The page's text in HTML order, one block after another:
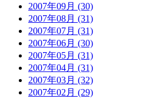
2007年09月 (30)
2007年08月 (31)
2007年07月 (31)
2007年06月 (30)
2007年05月 (31)
2007年04月 (31)
2007年03月 (32)
2007年02月 (29)